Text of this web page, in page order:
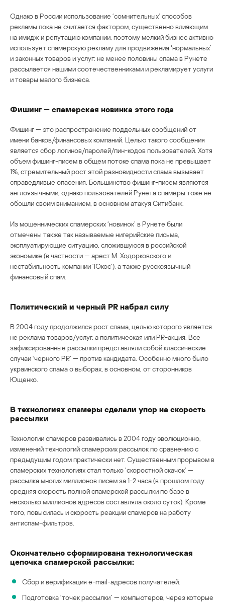
Однако в России использование ‘сомнительных’ способов
рекламы пока не считается фактором, существенно влияющим
на имидж и репутацию компании, поэтому мелкий бизнес активно
использует спамерскую рекламу для продвижения ‘нормальных’
и законных товаров и услуг: не менее половины спама в Рунете
рассылается нашими соотечественниками и рекламирует услуги
и товары малого бизнеса.
Фишинг — спамерская новинка этого года
Фишинг — это распространение поддельных сообщений от
имени банков/финансовых компаний. Целью такого сообщения
является сбор логинов/паролей/пин-кодов пользователей. Хотя
объем фишинг-писем в общем потоке спама пока не превышает
1%, стремительный рост этой разновидности спама вызывает
справедливые опасения. Большинство фишинг-писем являются
англоязычными, однако пользователей Рунета спамеры тоже не
обошли своим вниманием, в основном атакуя Ситибанк.
Из мошеннических спамерских ‘новинок’ в Рунете были
отмечены также так называемые нигерийские письма,
эксплуатирующие ситуацию, сложившуюся в российской
экономике (в частности — арест М. Ходорковского и
нестабильность компании ‘Юкос’), а также русскоязычный
финансовый спам.
Политический и черный PR набрал силу
В 2004 году продолжился рост спама, целью которого является
не реклама товаров/услуг, а политическая или PR-акция. Все
зафиксированные рассылки представляли собой классические
случаи ‘черного PR’ — против кандидата. Особенно много было
украинского спама о выборах, в основном, от сторонников
Ющенко.
В технологиях спамеры сделали упор на скорость
рассылки
Технологии спамеров развивались в 2004 году эволюционно,
изменений технологий спамерских рассылок по сравнению с
предыдущим годом практически нет. Существенным прорывом в
спамерских технологиях стал только ‘скоростной скачок’ —
рассылка многих миллионов писем за 1-2 часа (в прошлом году
средняя скорость полной спамерской рассылки по базе в
несколько миллионов адресов составляла около суток). Кроме
того, повысилась и скорость реакции спамеров на работу
антиспам-фильтров.
Окончательно сформирована технологическая
цепочка спамерской рассылки:
Сбор и верификация e-mail-адресов получателей.
Подготовка ‘точек рассылки’ — компьютеров, через которые